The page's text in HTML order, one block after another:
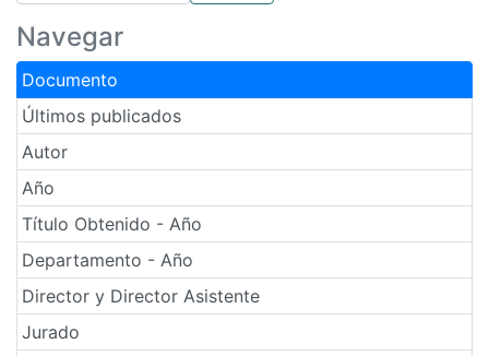
Navegar
Documento
Últimos publicados
Autor
Año
Título Obtenido - Año
Departamento - Año
Director y Director Asistente
Jurado